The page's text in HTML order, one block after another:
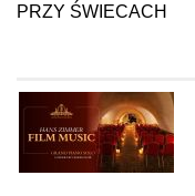
PRZY ŚWIECACH